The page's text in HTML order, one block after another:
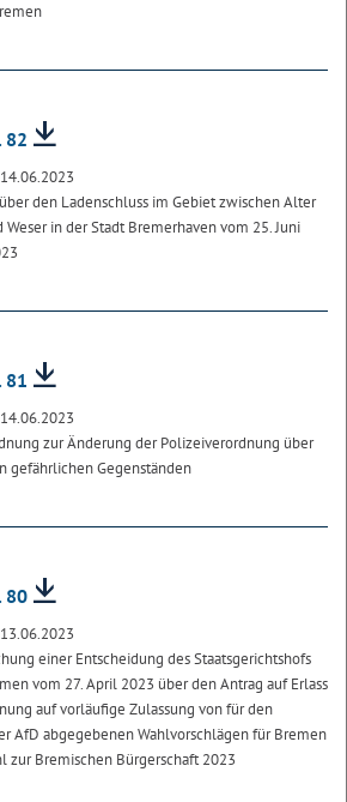
82
14.06.2023
den Ladenschluss im Gebiet zwischen Alter
in der Stadt Bremerhaven vom 25. Juni
81
14.06.2023
zur Änderung der Polizeiverordnung über
gefährlichen Gegenständen
80
13.06.2023
einer Entscheidung des Staatsgerichtshofs
vom 27. April 2023 über den Antrag auf Erlass
auf vorläufige Zulassung von für den
AfD abgegebenen Wahlvorschlägen für Bremen
zur Bremischen Bürgerschaft 2023